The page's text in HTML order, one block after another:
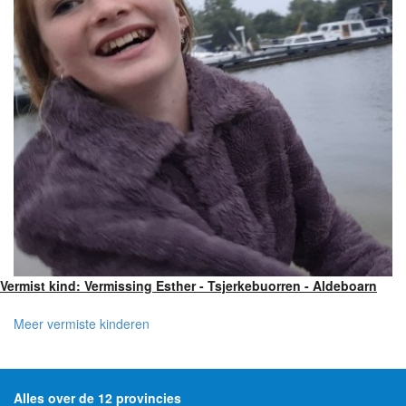
Vermist kind: Vermissing Esther - Tsjerkebuorren - Aldeboarn
Meer vermiste kinderen
Alles over de 12 provincies